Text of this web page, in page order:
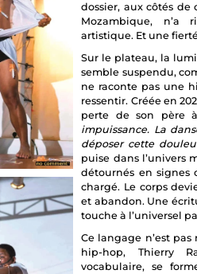
dossier, aux côtés de
Mozambique, n’a
artistique. Et une
Sur le plateau, la
semble suspendu,
ne raconte pas une
ressentir. Créée en
perte de son père
impuissance. La
déposer cette
puise dans l’univers
détournés en signes
chargé. Le corps
et abandon. Une
touche à l’universel
Ce langage n’est
hip-hop, Thierry
vocabulaire, se